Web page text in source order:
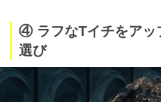
④ ラフなTイチをアッ
選び